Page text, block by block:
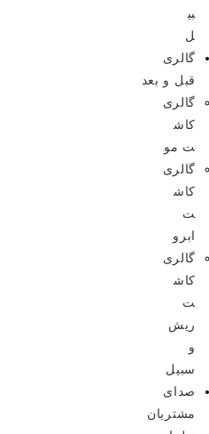
بی
ل
گالری
قبل و بعد
گالری
کاش
ت مو
گالری
کاش
ت
ابرو
گالری
کاش
ت
ریش
و
سبیل
صدای
مشتریان